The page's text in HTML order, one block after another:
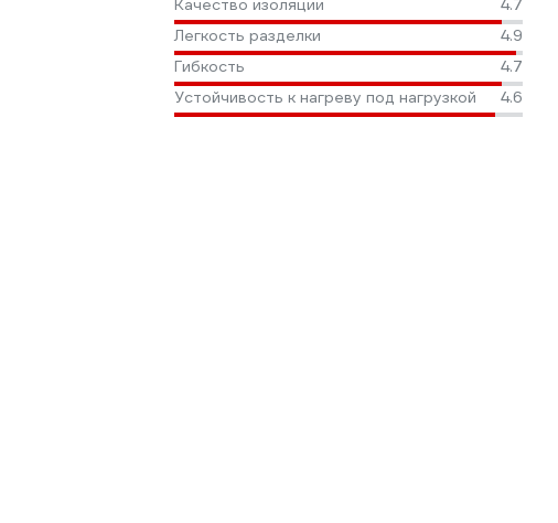
Качество изоляции
4.7
Легкость разделки
4.9
Гибкость
4.7
Устойчивость к нагреву под нагрузкой
4.6